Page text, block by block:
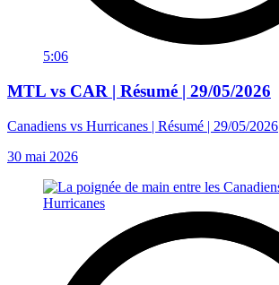
5:06
MTL vs CAR | Résumé | 29/05/2026
Canadiens vs Hurricanes | Résumé | 29/05/2026
30 mai 2026